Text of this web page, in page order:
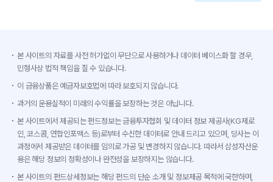
본 사이트의 자료를 사전 허가없이 무단으로 사용하거나 데이터 베이스화 할 경우,
민형사상 법적 책임을 질 수 있습니다.
이 금융상품은 예금자보호법에 따라 보호되지 않습니다.
과거의 운용실적이 미래의 수익률을 보장하는 것은 아닙니다.
본 사이트에서 제공되는 펀드정보는 금융투자협회 및 데이터 정보 제공사(KG제로
인, 코스콤, 연합인포맥스 등)로부터 수신한 데이터로 안내 드리고 있으며, 당사는 이
과정에서 제공받은 데이터를 임의로 가공 및 변경하지 않습니다. 따라서 삼성자산운
용은 해당 정보의 정확성이나 완전성을 보장하지는 않습니다.
본 사이트의 펀드상세정보는 해당 펀드의 단순 소개 및 정보제공 목적에 국한하며,